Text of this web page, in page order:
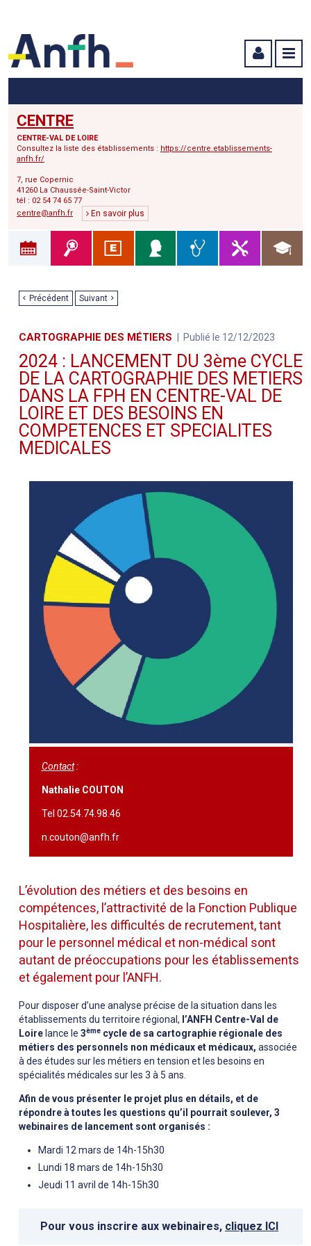
CENTRE
CENTRE-VAL DE LOIRE
Consultez la liste des établissements : https://centre.etablissements-
anfh.fr/
7, rue Copernic
41260 La Chaussée-Saint-Victor
tél : 02 54 74 65 77
centre@anfh.fr
En savoir plus
Précédent Suivant
CARTOGRAPHIE DES MÉTIERS Publié le 12/12/2023
2024 : LANCEMENT DU 3ème CYCLE
DE LA CARTOGRAPHIE DES METIERS
DANS LA FPH EN CENTRE-VAL DE
LOIRE ET DES BESOINS EN
COMPETENCES ET SPECIALITES
MEDICALES
Contact:
Nathalie COUTON
Tel 02.54.74.98.46
n.couton@anfh.fr
L’évolution des métiers et des besoins en
compétences, l’attractivité de la Fonction Publique
Hospitalière, les difficultés de recrutement, tant
pour le personnel médical et non-médical sont
autant de préoccupations pour les établissements
et également pour l’ANFH.
Pour disposer d’une analyse précise de la situation dans les
établissements du territoire régional, l’ANFH Centre-Val de
Loire lance le 3ème cycle de sa cartographie régionale des
métiers des personnels non médicaux et médicaux, associée
à des études sur les métiers en tension et les besoins en
spécialités médicales sur les 3 à 5 ans.
Afin de vous présenter le projet plus en détails, et de
répondre à toutes les questions qu’il pourrait soulever, 3
webinaires de lancement sont organisés :
Mardi 12 mars de 14h-15h30
Lundi 18 mars de 14h-15h30
Jeudi 11 avril de 14h-15h30
Pour vous inscrire aux webinaires, cliquez ICI